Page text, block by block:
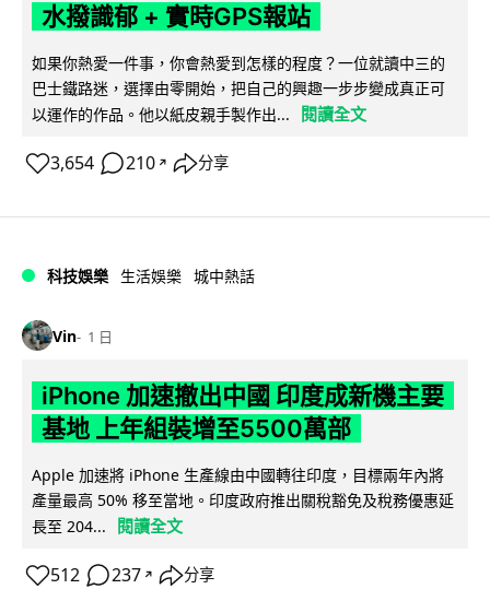
水撥識郁 + 實時GPS報站
如果你熱愛一件事，你會熱愛到怎樣的程度？一位就讀中三的
巴士鐵路迷，選擇由零開始，把自己的興趣一步步變成真正可
以運作的作品。他以紙皮親手製作出...
閱讀全文
3,654 210 ↗ 分享
科技娛樂 生活娛樂 城中熱話
Vin 1 日
iPhone 加速撤出中國 印度成新機主要
基地 上年組裝增至5500萬部
Apple 加速將 iPhone 生產線由中國轉往印度，目標兩年內將
產量最高 50% 移至當地。印度政府推出關稅豁免及稅務優惠延
長至 204...
閱讀全文
512 237 ↗ 分享